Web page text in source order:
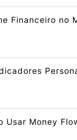
Financeiro no
Usar Money